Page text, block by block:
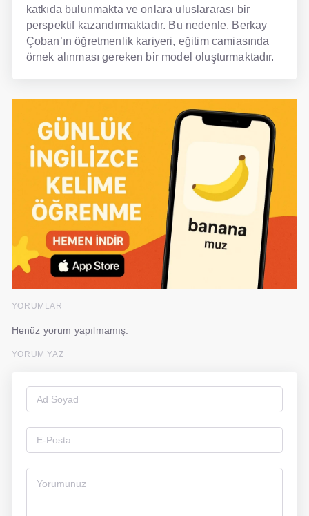
katkıda bulunmakta ve onlara uluslararası bir
perspektif kazandırmaktadır. Bu nedenle, Berkay
Çoban’ın öğretmenlik kariyeri, eğitim camiasında
örnek alınması gereken bir model oluşturmaktadır.
YORUMLAR
Henüz yorum yapılmamış.
YORUM YAZ